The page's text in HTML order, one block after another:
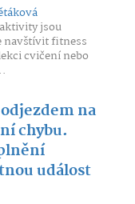
jsou
navštívit fitness
cvičení nebo
na
chybu.
událost